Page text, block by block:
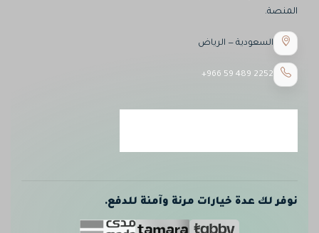
المنصة.
السعودية — الرياض
+966 59 489 2252
نوفر لك عدة خيارات مرنة وآمنة للدفع.